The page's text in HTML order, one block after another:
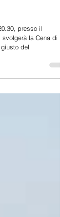
presso il
la Cena di
dell